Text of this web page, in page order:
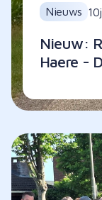
Nieuws 10
Nieuw:
Haere -